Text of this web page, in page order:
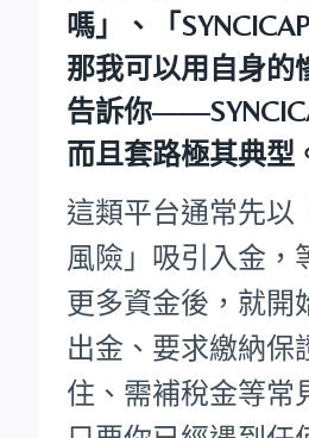
嗎」
、 「
那我可以用自身的
告訴你——
而且套路極其典型
這類平台通常先以
風險」吸引入金，
更多資金後，就開
出金、要求繳納保
住、需補稅金等常